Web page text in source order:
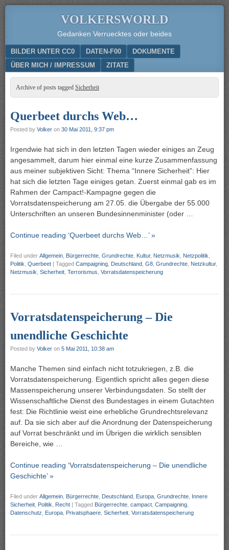
VOLKERSWORLD
Gedanken Verruecktes oder beides
Menu
SKIP TO CONTENT
BILDER UNTER CC0 DATEN-F00
DOKUMENTE
ÜBER MICH / IMPRESSUM
ZITATE
Archive of posts tagged Sicherheit
Querbeet durchs Web…
Posted by Volker on 30 Mai 2011, 9:37 pm
Irgendwie hat sich in den letzten Tagen wieder einiges an Zeug
angesammelt, darum hier einmal eine kurze Zusammenfassung
aus meiner subjektiven Sicht: Thema “Innere Sicherheit”: Hier
hat sich die letzten Tage einiges getan. Zuerst einmal gab es im
Rahmen der Campact!-Kampagne gegen die
Vorratsdatenspeicherung am 27.05. die Übergabe der 55.000
Unterschriften an unseren Bundesinnenminister (oder …
Continue reading ‘Querbeet durchs Web…’ »
Filed under Allgemein Bürgerrechte Grundrechte Kultur, Netzmusik Netzpolitik
Politik Querbeet | Tagged Campaigning Deutschland G8 Grundrechte Netzkultur,
Netzmusik Sicherheit Terrorismus Vorratsdatenspeicherung
Vorratsdatenspeicherung – Die
unendliche Geschichte
Posted by Volker on 5 Mai 2011, 10:38 am
Manche Themen sind einfach nicht totzukriegen, z.B. die
Vorratsdatenspeicherung. Eigentlich spricht alles gegen diese
Massenspeicherung unserer Verbindungsdaten. So stellt der
Wissenschaftliche Dienst des Bundestages in einem Gutachten
fest: Die Richtlinie weist eine erhebliche Grundrechtsrelevanz
auf. Da sie sich aber auf die Anordnung der Datenspeicherung
auf Vorrat beschränkt und im Übrigen die wirklich sensiblen
Bereiche, wie …
Continue reading ‘Vorratsdatenspeicherung – Die unendliche
Geschichte’ »
Filed under Allgemein Bürgerrechte Deutschland Europa Grundrechte Innere
Sicherheit Politik Recht | Tagged Bürgerrechte campact Campaigning
Datenschutz
Europa Privatsphaere Sicherheit Vorratsdatenspeicherung